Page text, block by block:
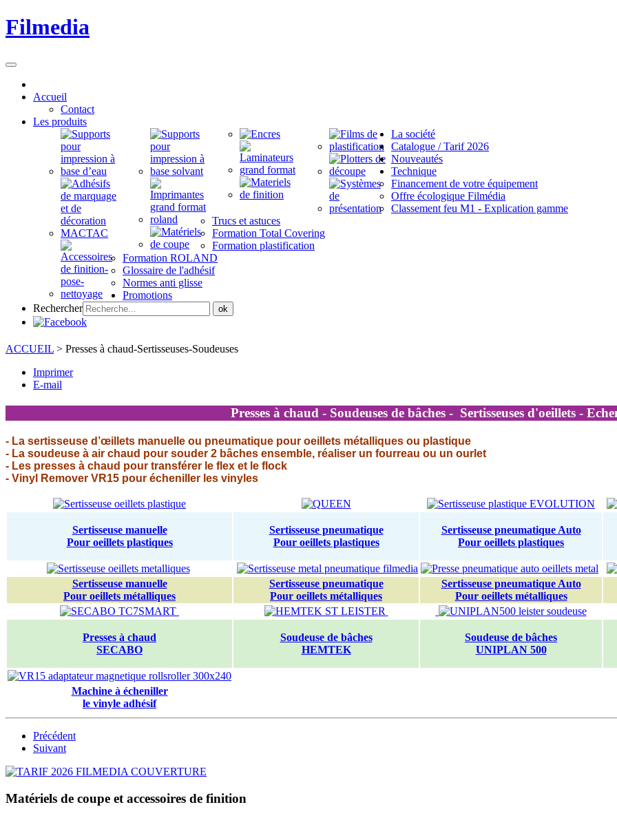
Filmedia
Accueil
Contact
Les produits
La société
Catalogue / Tarif 2026
Nouveautés
Technique
Financement de votre équipement
Offre écologique Filmédia
Classement feu M1 - Explication gamme
Trucs et astuces
Formation Total Covering
Formation plastification
Formation ROLAND
Glossaire de l'adhésif
Normes anti glisse
Promotions
Rechercher
ok
ACCUEIL > Presses à chaud-Sertisseuses-Soudeuses
Imprimer
E-mail
Presses à chaud - Soudeuses de bâches - Sertisseuses d'oeillets -
- La sertisseuse d’œillets manuelle ou pneumatique pour oeillets métalliques ou plastique
- La soudeuse à air chaud pour souder 2 bâches ensemble, réaliser un fourreau ou un ourlet
- Les presses à chaud pour transférer le flex et le flock
- Vinyl Remover VR15 pour écheniller les vinyles
Sertisseuse manuelle
Pour oeillets plastiques
Sertisseuse pneumatique
Pour oeillets plastiques
Sertisseuse pneumatique Auto
Pour oeillets plastiques
Sertisseuse manuelle
Pour oeillets métalliques
Sertisseuse pneumatique
Pour oeillets métalliques
Sertisseuse pneumatique Auto
Pour oeillets métalliques
Presses à chaud
SECABO
Soudeuse de bâches
HEMTEK
Soudeuse de bâches
UNIPLAN 500
Machine à écheniller
le vinyle adhésif
Précédent
Suivant
Matériels de coupe et accessoires de finition